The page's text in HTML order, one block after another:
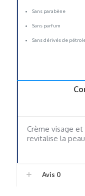
Sans parabène
Sans parfum
Sans dérivés de
Crème visage
revitalise la
Avis 0